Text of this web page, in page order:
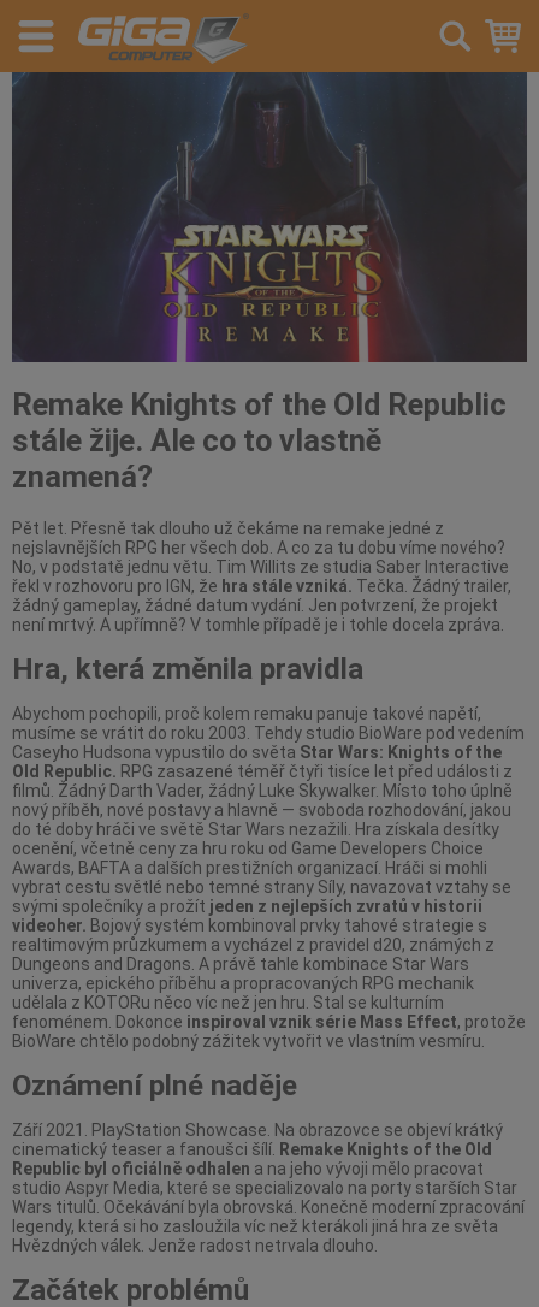
Remake Knights of the Old Republic
stále žije. Ale co to vlastně
znamená?
Pět let. Přesně tak dlouho už čekáme na remake jedné z
nejslavnějších RPG her všech dob. A co za tu dobu víme nového?
No, v podstatě jednu větu. Tim Willits ze studia Saber Interactive
řekl v rozhovoru pro IGN, že hra stále vzniká. Tečka. Žádný trailer,
žádný gameplay, žádné datum vydání. Jen potvrzení, že projekt
není mrtvý. A upřímně? V tomhle případě je i tohle docela zpráva.
Hra, která změnila pravidla
Abychom pochopili, proč kolem remaku panuje takové napětí,
musíme se vrátit do roku 2003. Tehdy studio BioWare pod vedením
Caseyho Hudsona vypustilo do světa Star Wars: Knights of the
Old Republic. RPG zasazené téměř čtyři tisíce let před události z
filmů. Žádný Darth Vader, žádný Luke Skywalker. Místo toho úplně
nový příběh, nové postavy a hlavně — svoboda rozhodování, jakou
do té doby hráči ve světě Star Wars nezažili. Hra získala desítky
ocenění, včetně ceny za hru roku od Game Developers Choice
Awards, BAFTA a dalších prestižních organizací. Hráči si mohli
vybrat cestu světlé nebo temné strany Síly, navazovat vztahy se
svými společníky a prožít jeden z nejlepších zvratů v historii
videoher. Bojový systém kombinoval prvky tahové strategie s
realtimovým průzkumem a vycházel z pravidel d20, známých z
Dungeons and Dragons. A právě tahle kombinace Star Wars
univerza, epického příběhu a propracovaných RPG mechanik
udělala z KOTORu něco víc než jen hru. Stal se kulturním
fenoménem. Dokonce inspiroval vznik série Mass Effect, protože
BioWare chtělo podobný zážitek vytvořit ve vlastním vesmíru.
Oznámení plné naděje
Září 2021. PlayStation Showcase. Na obrazovce se objeví krátký
cinematický teaser a fanoušci šílí. Remake Knights of the Old
Republic byl oficiálně odhalen a na jeho vývoji mělo pracovat
studio Aspyr Media, které se specializovalo na porty starších Star
Wars titulů. Očekávání byla obrovská. Konečně moderní zpracování
legendy, která si ho zasloužila víc než kterákoli jiná hra ze světa
Hvězdných válek. Jenže radost netrvala dlouho.
Začátek problémů